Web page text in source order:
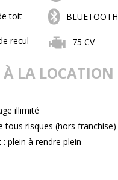
toit
BLUETOOTH
recul 75 CV
À LA LOCATION
illimité
tous risques (hors franchise)
: plein à rendre plein